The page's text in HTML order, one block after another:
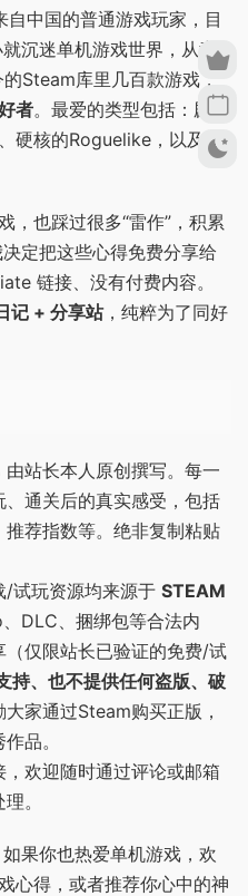
自中国的普通游戏玩家，目
沉迷单机游戏世界，从童
Steam库里几百款游戏，
者。最爱的类型包括：剧情
硬核的Roguelike，以及那
，也踩过很多“雷作”，积累
定把这些心得免费分享给
链接、没有付费内容。
记 + 分享站，纯粹为了同好
由站长本人原创撰写。每一
通关后的真实感受，包括
荐指数等。绝非复制粘贴
/试玩资源均来源于 STEAM
、DLC、捆绑包等合法内
仅限站长已验证的免费/试
持、也不提供任何盗版、破
大家通过Steam购买正版，
品。
欢迎随时通过评论或邮箱
。
果你也热爱单机游戏，欢
心得，或者推荐你心中的神